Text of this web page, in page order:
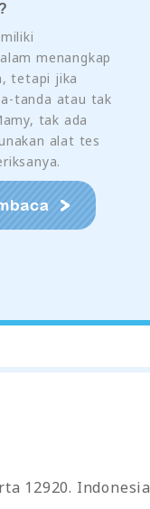
menangkap
tetapi jika
tanda atau tak
tak ada
alat tes
12920. Indonesia